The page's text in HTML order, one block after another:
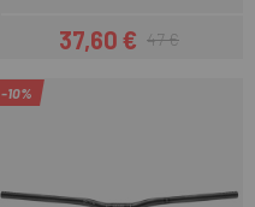
Precio
37,60 €Precio regular
47 €
-10%